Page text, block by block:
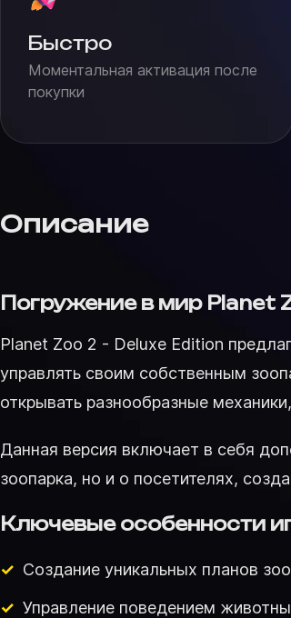
Быстро
Моментальная активация после
покупки
Описание
Погружение в мир Planet
Planet Zoo 2 - Deluxe Edition
управлять своим собственным
открывать разнообразные
Данная версия включает в себя
зоопарка, но и о посетителях,
Ключевые особенности
Создание уникальных планов
Управление поведением